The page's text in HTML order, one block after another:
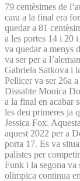
79 centèsimes de
cara a la final era
quedar a 81
a les portes 14 i 20
va quedar a menys
va ser per a
Gabriela Satkova i
Pellicer va ser 26a
Dissabte Monica
a la final en acabar
les deu primeres ja
Jessica Fox.
aquest 2022 per a
porta 17. Es va
palistes per
Funk i la segona va
olímpica continua